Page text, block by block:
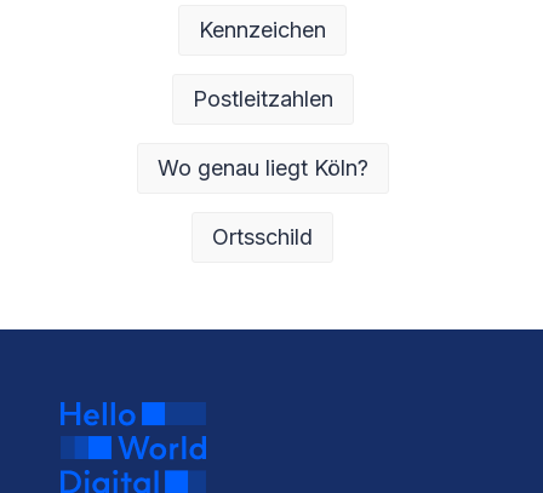
Kennzeichen
Postleitzahlen
Wo genau liegt Köln?
Ortsschild